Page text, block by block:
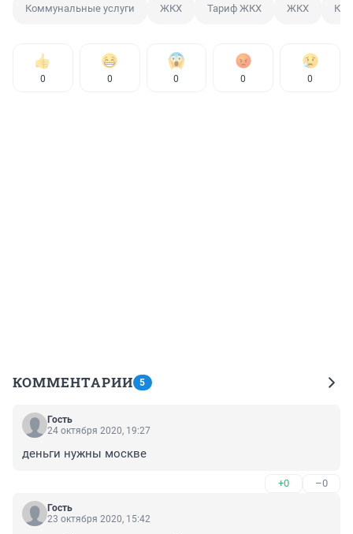
Коммунальные услуги ЖКХ Тариф ЖКХ ЖКХ
0 0 0 0 0
КОММЕНТАРИИ 5
Гость
24 октября 2020, 19:27
деньги нужны москве
+0 –0
Гость
23 октября 2020, 15:42